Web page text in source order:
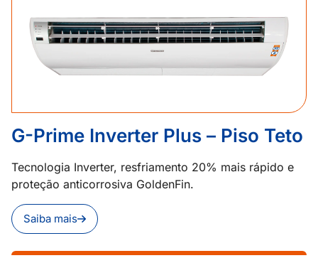
G-Prime Inverter Plus – Piso Teto
Tecnologia Inverter, resfriamento 20% mais rápido e
proteção anticorrosiva GoldenFin.
Saiba mais